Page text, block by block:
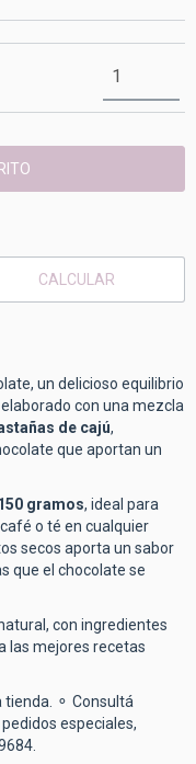
CALCULAR
un delicioso equilibrio
con una mezcla
de cajú,
que aportan un
gramos, ideal para
o té en cualquier
secos aporta un sabor
que el chocolate se
con ingredientes
las mejores recetas
tienda. ⚬ Consultá
especiales,